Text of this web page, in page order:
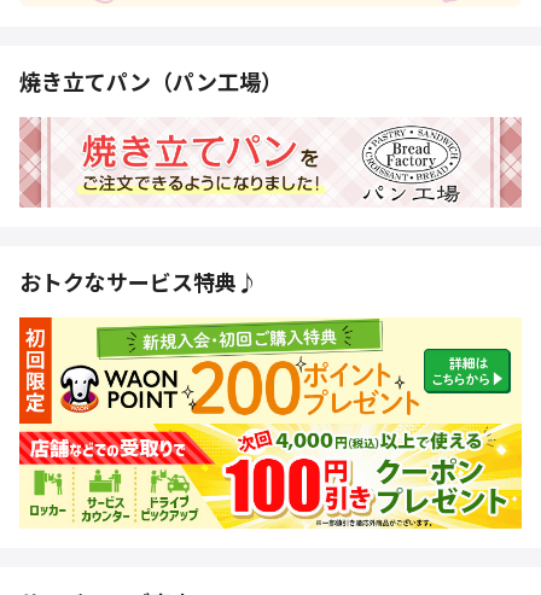
焼き立てパン（パン工場）
おトクなサービス特典♪